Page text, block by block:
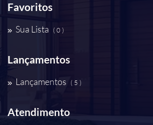
Favoritos
Sua Lista ( 0 )
Lançamentos
Lançamentos ( 5 )
Atendimento